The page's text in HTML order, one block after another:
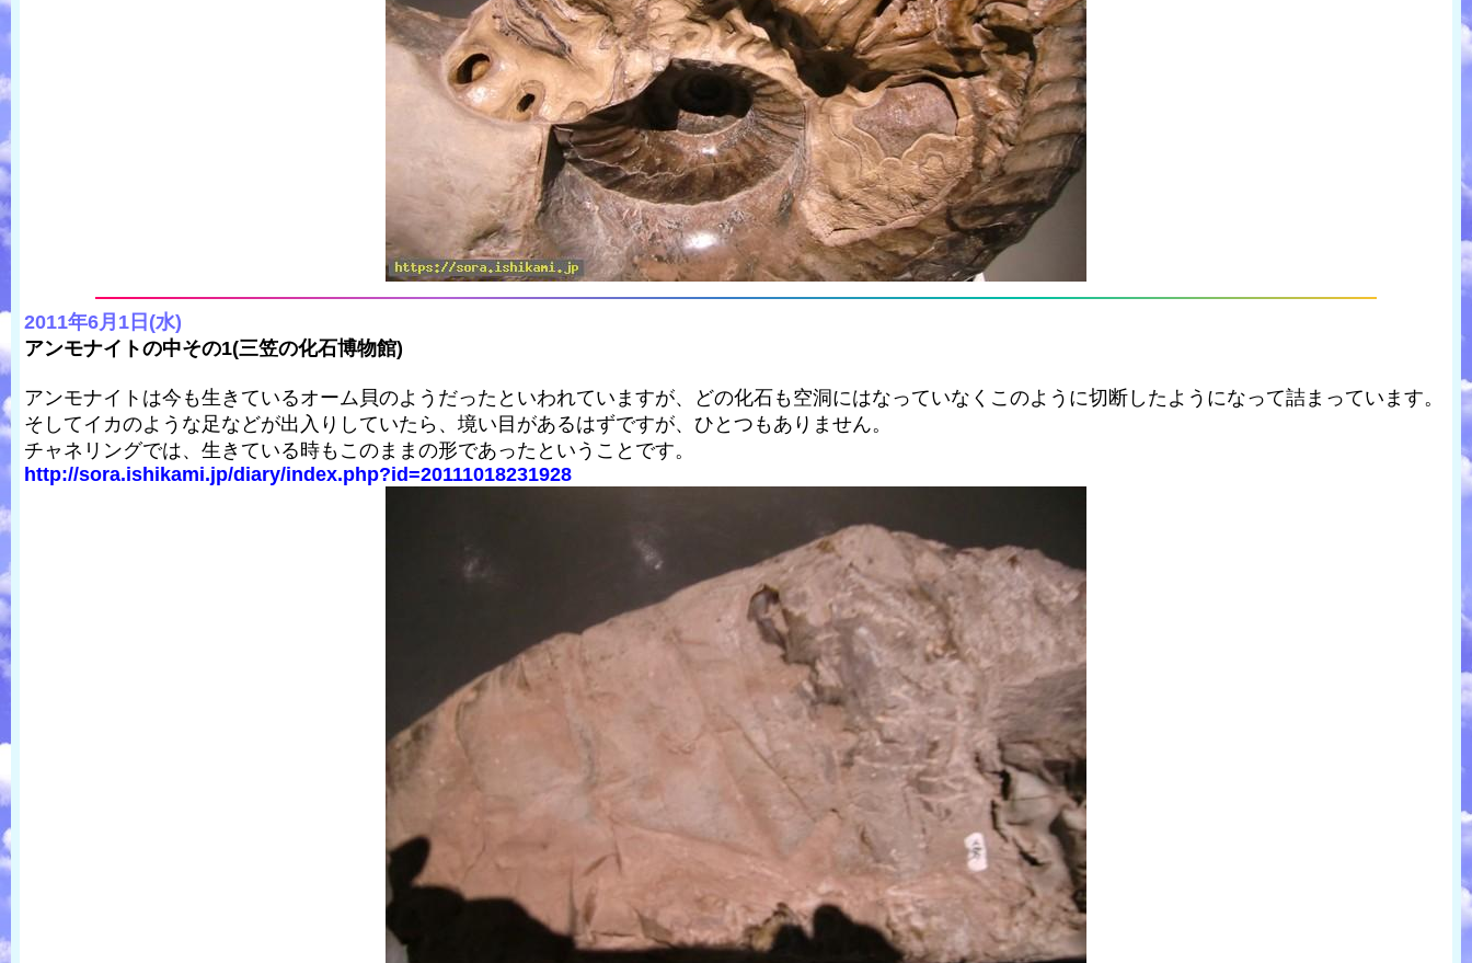
2011年6月1日(水)
アンモナイトの中その1(三笠の化石博物館)
アンモナイトは今も生きているオーム貝のようだったといわれていますが、どの化石も空洞にはなっていなくこのように切断したようになって詰まっています。
そしてイカのような足などが出入りしていたら、境い目があるはずですが、ひとつもありません。
チャネリングでは、生きている時もこのままの形であったということです。
http://sora.ishikami.jp/diary/index.php?id=20111018231928